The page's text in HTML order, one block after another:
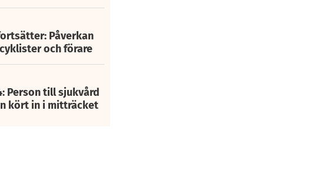
Påverkan
och förare
Person till sjukvård
kört in i mitträcket